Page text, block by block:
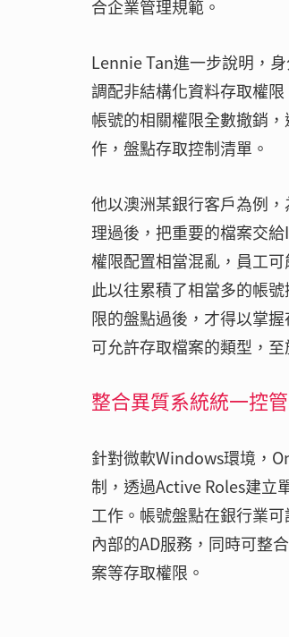
合企業管理規範。
Lennie Tan進一步說明，
調配非結構化資料存取權
帳號的相關權限全數撤銷
作，盤點存取控制清單。
他以澳洲某銀行客戶為例
理過後，把重要的檔案交
權限配置相當混亂，員工
此以往累積了相當多的帳
限的盤點過後，才得以掌
可允許存取檔案的類型，
整合異質系統統一控
針對微軟Windows環境，
制，透過Active Roles建立
工作。帳號盤點在銀行業
內部的AD服務，同時可整
案等存取權限。